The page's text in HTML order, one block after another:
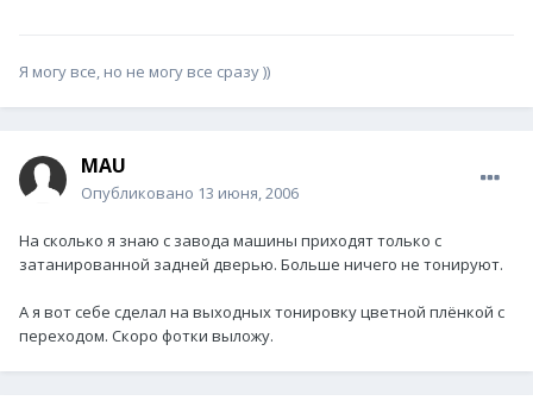
Я могу все, но не могу все сразу ))
MAU
Опубликовано 13 июня, 2006
На сколько я знаю с завода машины приходят только с
затанированной задней дверью. Больше ничего не тонируют.
А я вот себе сделал на выходных тонировку цветной плёнкой с
переходом. Скоро фотки выложу.